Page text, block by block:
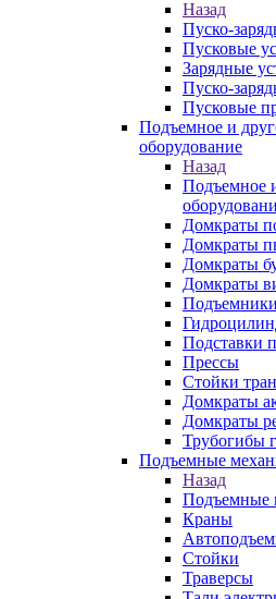
Назад
Пуско-
Пусковые
Зарядные
Пуско-
Пусковые
Подъемное и
оборудование
Назад
Подъемное
Домкраты
Домкраты
Домкраты
Домкраты
Подъемники
Подставки
Прессы
Стойки
Домкраты
Домкраты
Трубогибы
Подъемные
Назад
Подъемные
Краны
Стойки
Траверсы